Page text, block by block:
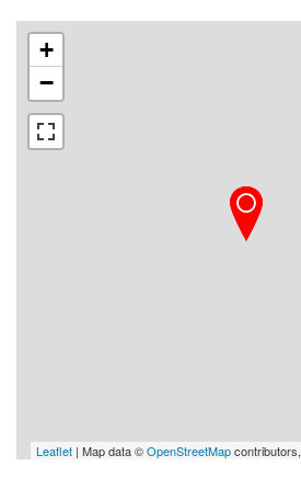
+
−
Leaflet | Map data ©OpenStreetMapcontributors,